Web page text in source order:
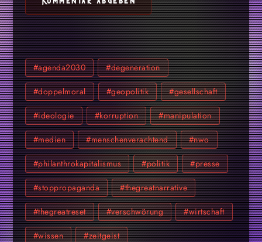
#agenda2030 #degeneration
#doppelmoral #geopolitik #gesellschaft
#ideologie #korruption #manipulation
#medien #menschenverachtend #nwo
#philanthrokapitalismus #politik #presse
#stoppropaganda #thegreatnarrative
#thegreatreset #verschwörung #wirtschaft
#wissen #zeitgeist